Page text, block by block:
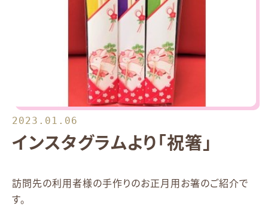
2023.01.06
インスタグラムより「祝箸」
訪問先の利用者様の手作りのお正月用お箸のご紹介で
す。